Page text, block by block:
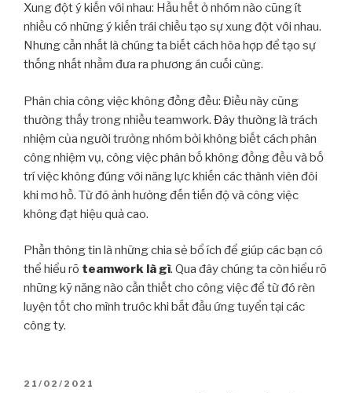
Xung đột ý kiến với nhau: Hầu hết ở nhóm nào cũng ít
nhiều có những ý kiến trái chiều tạo sự xung đột với nhau.
Nhưng cần nhất là chúng ta biết cách hòa hợp để tạo sự
thống nhất nhằm đưa ra phương án cuối cùng.
Phân chia công việc không đồng đều: Điều này cũng
thường thấy trong nhiều teamwork. Đây thường là trách
nhiệm của người trưởng nhóm bởi không biết cách phân
công nhiệm vụ, công việc phân bố không đồng đều và bố
trí việc không đúng với năng lực khiến các thành viên đôi
khi mơ hồ. Từ đó ảnh hưởng đến tiến độ và công việc
không đạt hiệu quả cao.
Phần thông tin là những chia sẻ bổ ích để giúp các bạn có
thể hiểu rõ teamwork là gì. Qua đây chúng ta còn hiểu rõ
những kỹ năng nào cần thiết cho công việc để từ đó rèn
luyện tốt cho mình trước khi bắt đầu ứng tuyển tại các
công ty.
21/02/2021